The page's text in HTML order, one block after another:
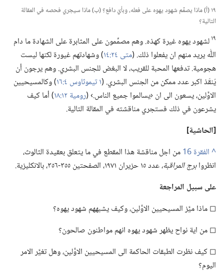
١٩ (‏أ)‏ ماذا يصمِّم شهود يهوه على فعله،‏ وبأيّ دافع؟‏ (‏ب)‏ ماذا سيجري فحصه في المقالة
التالية؟‏
١٩لشهود يهوه غيرة كهذه.‏ وهم مصمِّمون على المثابرة على الشهادة ما دام
اللّٰه يريد منهم ان يفعلوا ذلك.‏ (‏متى ٢٤:‏١٤
‏)‏ وشهادتهم غيورة لكنها ليست
هجومية.‏ تدفعها المحبة للقريب،‏ لا البغض للجنس البشري.‏ وهم يرجون أن
يُنقَذ اكبر عدد ممكن من الجنس البشري.‏ (‏١ تيموثاوس ٤:‏١٦
‏)‏ وكالمسيحيين
الاوَّلين،‏ يسعون الى ان ‹يسالموا جميع الناس.‏› (‏رومية ١٢:‏١٨
‏)‏ أما كيف
يشرعون في ذلك فستجري مناقشته في المقالة التالية.‏
‏[الحاشية]‏
^
من اجل مناقشة هذا المقطع في ما يتعلق بعقيدة الثالوث،‏
انظروابرج المراقبة،‏عدد ١٥ حزيران ١٩٧١،‏ الصفحتين ٣٥٥-‏٣٥٦،‏ بالانكليزية.‏
على سبيل المراجعة
◻ ماذا ميَّز المسيحيين الاوَّلين،‏ وكيف يشبههم شهود يهوه؟‏
◻ من اية نواح يظهر شهود يهوه انهم مواطنون صالحون؟‏
◻ كيف نظرت الطبقات الحاكمة الى المسيحيين الاوَّلين،‏ وهل تغيَّر الامر
اليوم؟‏